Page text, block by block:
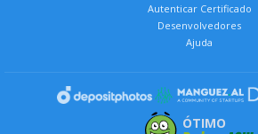
Autenticar Certificado
Desenvolvedores
Ajuda
ÓTIMO